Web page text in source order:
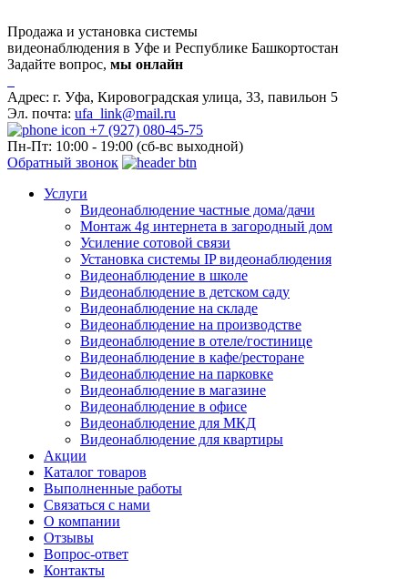
Продажа и установка системы
видеонаблюдения в Уфе и Республике Башкортостан
Задайте вопрос, мы онлайн
Адрес: г. Уфа, Кировоградская улица, 33, павильон 5
Эл. почта: ufa_link@mail.ru
+7 (927) 080-45-75
Пн-Пт: 10:00 - 19:00 (сб-вс выходной)
Обратный звонок
Услуги
Видеонаблюдение частные дома/дачи
Монтаж 4g интернета в загородный дом
Усиление сотовой связи
Установка системы IP видеонаблюдения
Видеонаблюдение в школе
Видеонаблюдение в детском саду
Видеонаблюдение на складе
Видеонаблюдение на производстве
Видеонаблюдение в отеле/гостинице
Видеонаблюдение в кафе/ресторане
Видеонаблюдение на парковке
Видеонаблюдение в магазине
Видеонаблюдение в офисе
Видеонаблюдение для МКД
Видеонаблюдение для квартиры
Акции
Каталог товаров
Выполненные работы
Связаться с нами
О компании
Отзывы
Вопрос-ответ
Контакты